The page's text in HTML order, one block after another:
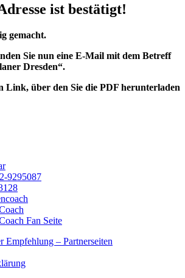
ist bestätigt!
gemacht.
Sie nun eine E-Mail mit dem Betreff
Dresden“.
Link, über den Sie die PDF herunterladen
9295087
Fan Seite
Empfehlung – Partnerseiten